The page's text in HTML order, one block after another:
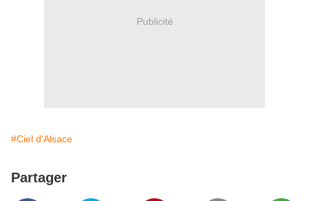
Publicité
#Ciel d'Alsace
Partager